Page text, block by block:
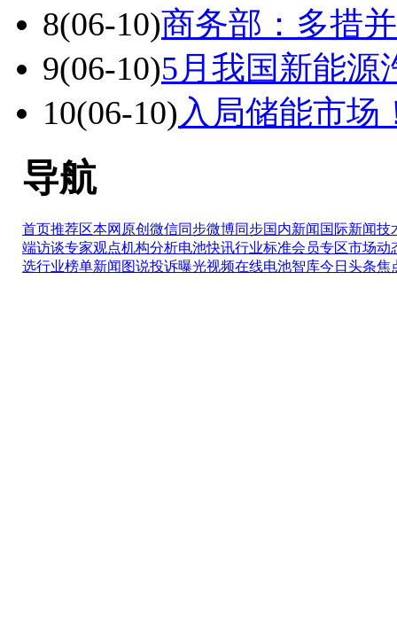
8(06-10)商务部：多措
9(06-10)5月我国新能源
10(06-10)入局储能市场
导航
首页推荐区本网原创 微信同步微博同步国内新闻 国际新闻技
端访谈专家观点机构分析电池快讯行业标准会员专区市场动
选行业榜单新闻图说投诉曝光视频在线电池智库今日头条焦